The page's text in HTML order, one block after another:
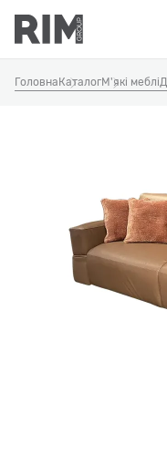
Головна КаталогМ'які меблі